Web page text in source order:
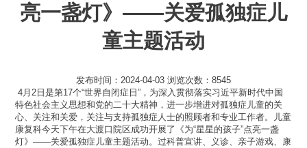
亮一盏灯》——关爱孤独症儿
童主题活动
发布时间：2024-04-03 浏览次数：8545
4月2日是第17个“世界自闭症日”，为深入贯彻落实习近平新时代中国
特色社会主义思想和党的二十大精神，进一步增进对孤独症儿童的关
心、关注和关爱，关注与支持孤独症人士的照顾者和专业工作者。儿童
康复科今天下午在大渡口院区成功开展了《为“星星的孩子”点亮一盏
灯》——关爱孤独症儿童主题活动。过科普宣讲、义诊、亲子游戏、康